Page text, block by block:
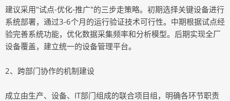
建议采用"试点-优化-推广"的三步走策略。初期选择关键设备进行
系统部署，通过3-6个月的运行验证技术可行性。中期根据试点经
验完善系统功能，优化数据采集频率和分析模型。后期实现全厂
设备覆盖，建立统一的设备管理平台。
2、跨部门协作的机制建设
成立由生产、设备、IT部门组成的联合项目组，明确各环节职责